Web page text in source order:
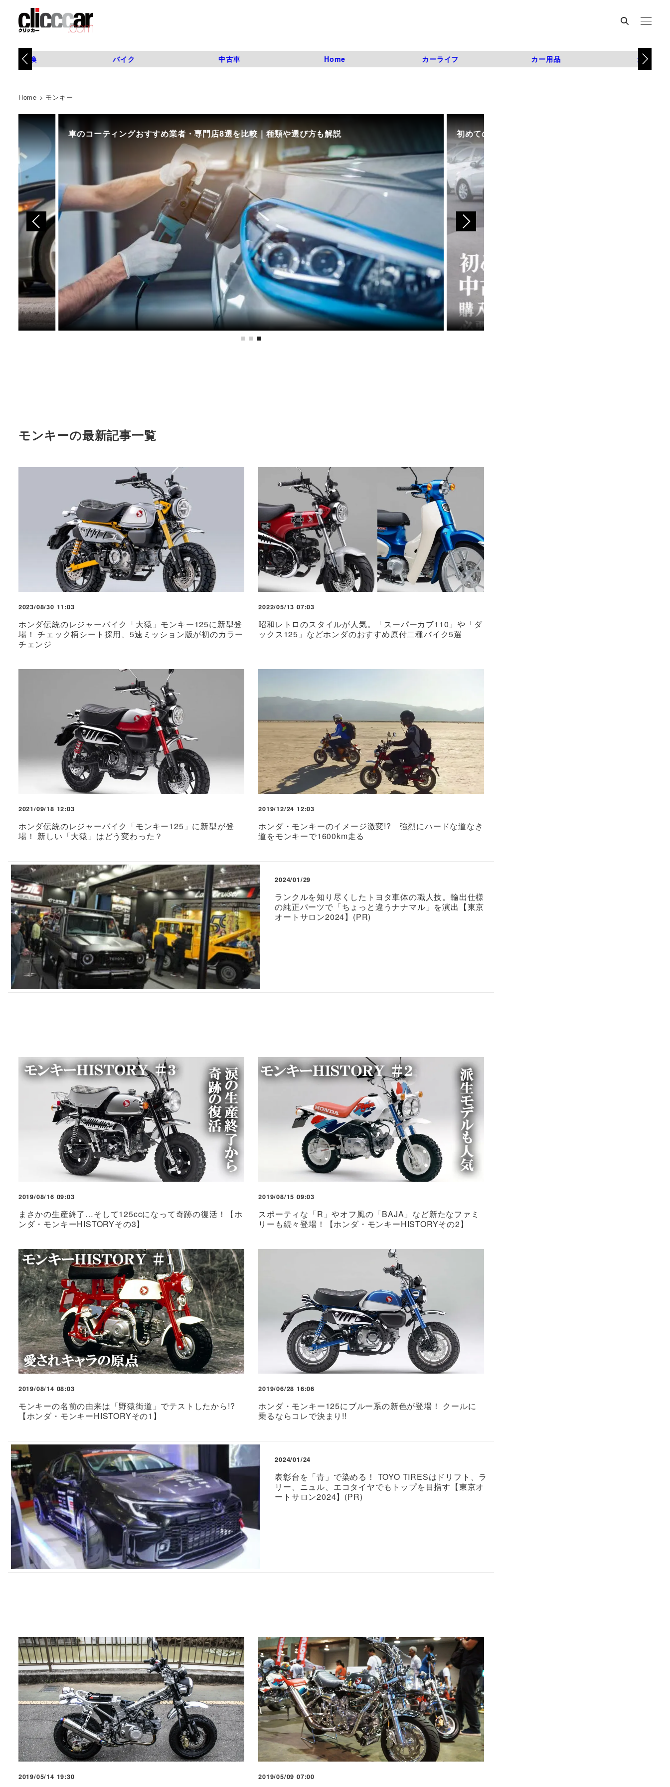
タイヤ交換 バイク 中古車 Home カーライフ カー用品 カスタム
Home > モンキー
車のコーティングおすすめ業者・専門店8選を比較｜種類や選び方も解説 初めての中古車選び、購入時の流れや必要な書類などに
モンキーの最新記事一覧
2023/08/30 11:03
ホンダ伝統のレジャーバイク「大猿」モンキー125に新型登
場！ チェック柄シート採用、5速ミッション版が初のカラー
チェンジ
2022/05/13 07:03
昭和レトロのスタイルが人気。「スーパーカブ110」や「ダ
ックス125」などホンダのおすすめ原付二種バイク5選
2021/09/18 12:03
ホンダ伝統のレジャーバイク「モンキー125」に新型が登
場！ 新しい「大猿」はどう変わった？
2019/12/24 12:03
ホンダ・モンキーのイメージ激変!? 強烈にハードな道なき
道をモンキーで1600km走る
2024/01/29
ランクルを知り尽くしたトヨタ車体の職人技。輸出仕様
の純正パーツで「ちょっと違うナナマル」を演出【東京
オートサロン2024】(PR)
2019/08/16 09:03
まさかの生産終了…そして125ccになって奇跡の復活！【ホ
ンダ・モンキーHISTORYその3】
2019/08/15 09:03
スポーティな「R」やオフ風の「BAJA」など新たなファミ
リーも続々登場！【ホンダ・モンキーHISTORYその2】
2019/08/14 08:03
モンキーの名前の由来は「野猿街道」でテストしたから!?
【ホンダ・モンキーHISTORYその1】
2019/06/28 16:06
ホンダ・モンキー125にブルー系の新色が登場！ クールに
乗るならコレで決まり!!
2024/01/24
表彰台を「青」で染める！ TOYO TIRESはドリフト、ラ
リー、ニュル、エコタイヤでもトップを目指す【東京オ
ートサロン2024】(PR)
2019/05/14 19:30 2019/05/09 07:00